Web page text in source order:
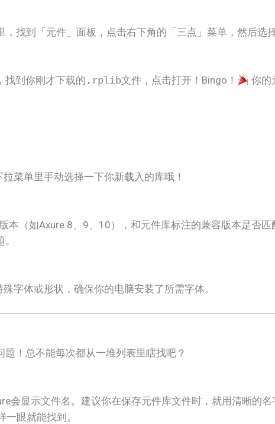
，找到「元件」面板，点击右下角的「三点」菜单，然后选
找到你刚才下载的 .rplib文件，点击打开！Bingo！
你的
菜单里手动选择一下你新载入的库哦！
本（如Axure 8、9、10），和元件库标注的兼容版本是否
字体或形状，确保你的电脑安装了所需字体。
！总不能每次都从一堆列表里瞎找吧？
会显示文件名。建议你在保存元件库文件时，就用清晰的
一眼就能找到。